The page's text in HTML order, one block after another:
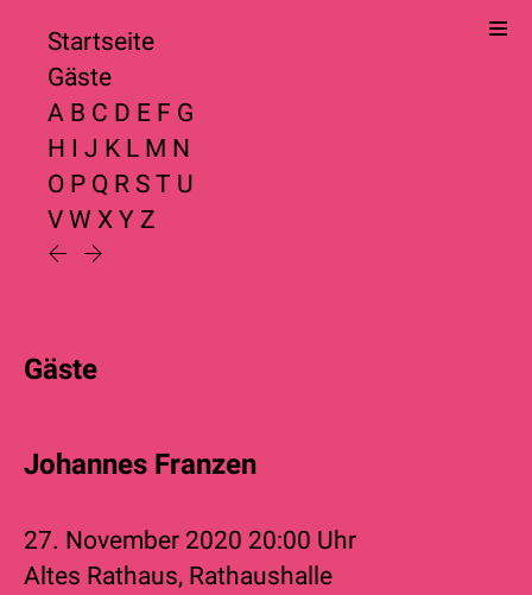
Startseite
Gäste
A B C D E F G
H I J K L M N
O P Q R S T U
V W X Y Z
Gäste
Johannes Franzen
27. November 2020 20:00 Uhr
Altes Rathaus, Rathaushalle